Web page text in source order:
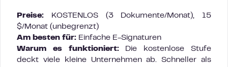
Preise: KOSTENLOS (3 Dokumente/Monat), 15
$/Monat (unbegrenzt)
Am besten für: Einfache E-Signaturen
Warum es funktioniert:Die kostenlose Stufe
deckt viele kleine Unternehmen ab. Schneller als